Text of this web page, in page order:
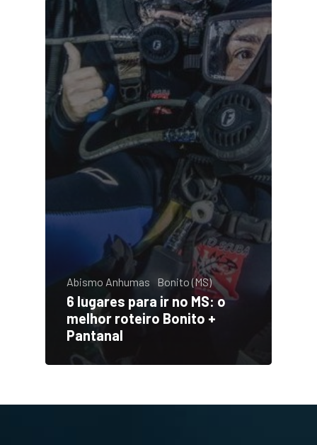
Abismo Anhumas Bonito (MS)
6 lugares para ir no MS: o
melhor roteiro Bonito +
Pantanal